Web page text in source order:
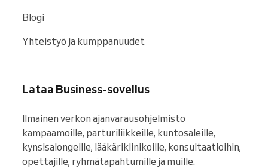
Blogi
Yhteistyö ja kumppanuudet
Lataa Business-sovellus
Ilmainen verkon ajanvarausohjelmisto
kampaamoille, parturiliikkeille, kuntosaleille,
kynsisalongeille, lääkäriklinikoille, konsultaatioihin,
opettajille, ryhmätapahtumille ja muille.